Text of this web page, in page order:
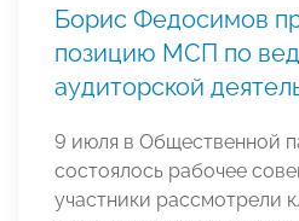
Борис Федосимов
позицию МСП по
аудиторской
9 июля в Общественной
состоялось рабочее
участники рассмотрели